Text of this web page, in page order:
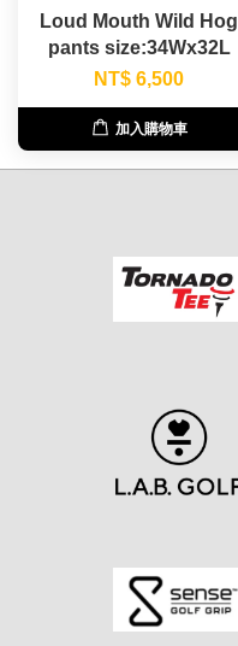
Loud Mouth Wild Hog
pants size:34Wx32L
NT$ 6,500
加入購物車